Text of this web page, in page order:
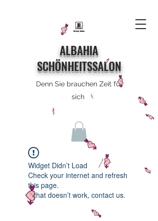
ALBAHIA
SCHÖNHEITSSALON
Denn Sie brauchen Zeit für
sich
Widget Didn’t Load
Check your internet and refresh
this page.
If that doesn’t work, contact us.